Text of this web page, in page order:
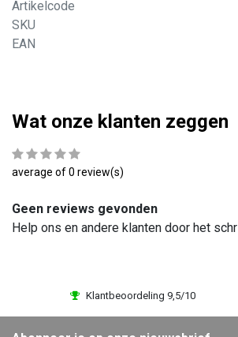
Artikelcode
SKU
EAN
Wat onze klanten zeggen
average of 0 review(s)
Geen reviews gevonden
Help ons en andere klanten door het
Klantbeoordeling 9,5/10